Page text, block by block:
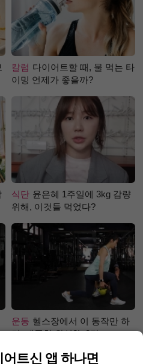
칼럼 다이어트할 때, 물 먹는 타
이밍 언제가 좋을까?
식단 윤은혜 1주일에 3kg 감량
위해, 이것들 먹었다?
운동 헬스장에서 이 동작만 하
면, 애플힙 완성?! -2탄-
어트신 앱 하나면